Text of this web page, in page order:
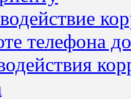
телефона